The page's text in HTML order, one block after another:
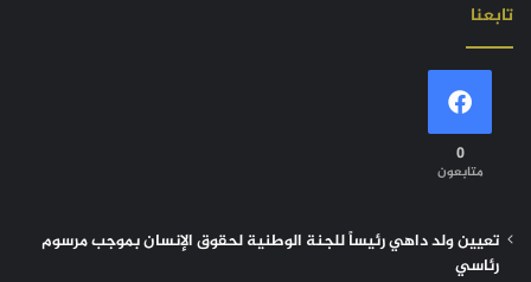
تابعنا
0
متابعون
تعيين ولد داهي رئيساً للجنة الوطنية لحقوق الإنسان بموجب مرسوم
رئاسي